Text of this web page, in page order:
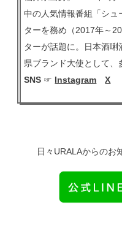
中の人気情報番組「シュ
ターを務め（2017年～
ターが話題に。日本酒
県ブランド大使として、
SNS ☞ Instagram X
日々URALAからのお